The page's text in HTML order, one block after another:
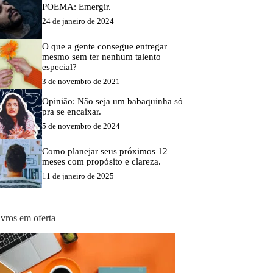
POEMA: Emergir.
24 de janeiro de 2024
O que a gente consegue entregar
mesmo sem ter nenhum talento
especial?
3 de novembro de 2021
Opinião: Não seja um babaquinha só
pra se encaixar.
5 de novembro de 2024
Como planejar seus próximos 12
meses com propósito e clareza.
11 de janeiro de 2025
em oferta